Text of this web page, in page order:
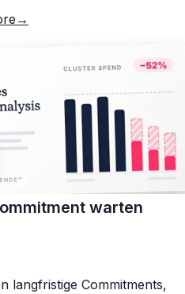
→
warten
langfristige Commitments,